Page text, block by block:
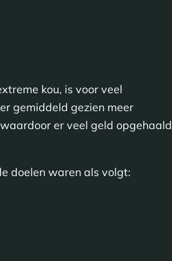
kou, is voor veel
gemiddeld gezien meer
er veel geld opgehaald
doelen waren als volgt: